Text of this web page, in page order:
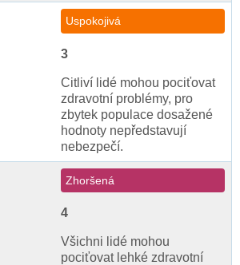
Uspokojivá
3
Citliví lidé mohou pociťovat
zdravotní problémy, pro
zbytek populace dosažené
hodnoty nepředstavují
nebezpečí.
Zhoršená
4
Všichni lidé mohou
pociťovat lehké zdravotní